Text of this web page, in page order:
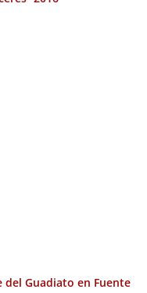
del Guadiato en Fuente